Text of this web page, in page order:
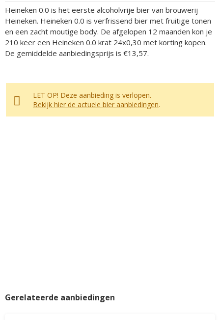
Heineken 0.0 is het eerste alcoholvrije bier van brouwerij
Heineken. Heineken 0.0 is verfrissend bier met fruitige tonen
en een zacht moutige body. De afgelopen 12 maanden kon je
210 keer een Heineken 0.0 krat 24x0,30 met korting kopen.
De gemiddelde aanbiedingsprijs is €13,57.
LET OP! Deze aanbieding is verlopen.
Bekijk hier de actuele bier aanbiedingen.
Gerelateerde aanbiedingen